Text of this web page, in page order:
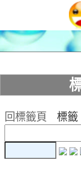
回標籤頁
標籤